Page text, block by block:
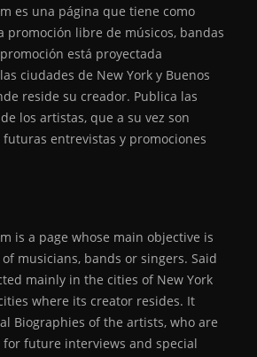
es una página que tiene como
promoción libre de músicos, bandas
está proyectada
ciudades de New York y Buenos
reside su creador. Publica las
los artistas, que a su vez son
entrevistas y promociones
is a page whose main objective is
musicians, bands or singers. Said
mainly in the cities of New York
where its creator resides. It
Biographies of the artists, who are
future interviews and special